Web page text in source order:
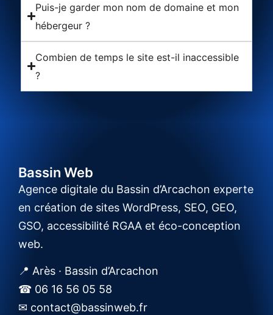
Puis-je garder mon nom de domaine et mon
hébergeur ?
Combien de temps le site est-il inaccessible
?
Bassin Web
Agence digitale du Bassin d’Arcachon experte
en création de sites WordPress, SEO, GEO,
GSO, accessibilité RGAA et éco-conception
web.
📍 Arès · Bassin d’Arcachon
☎ 06 16 56 05 58
✉ contact@bassinweb.fr